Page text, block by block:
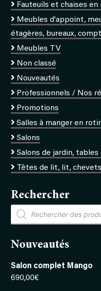
Fauteuils et chaises
Meubles d'appoint,
étagères, bureaux,
Meubles TV
Non classé
Nouveautés
Professionnels / Nos
Promotions
Salles à manger en
Salons
Salons de jardin,
Têtes de lit, lit,
Rechercher
Recherche
de
produits
Nouveautés
Salon complet Mango
690,00€